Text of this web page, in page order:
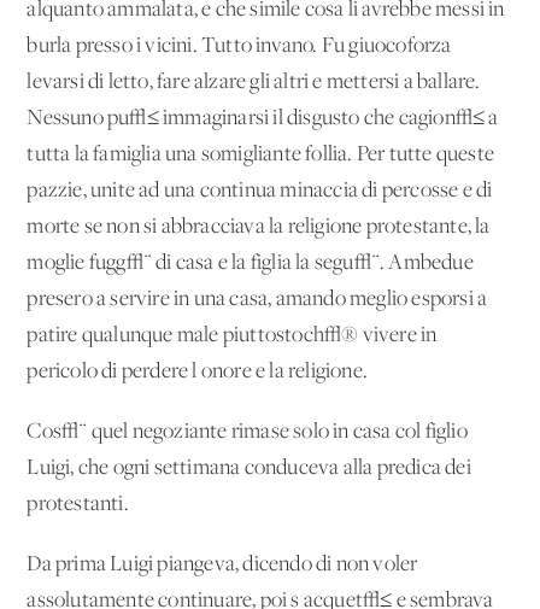
alquanto ammalata, e che simile cosa li avrebbe messi in
burla presso i vicini. Tutto invano. Fu giuocoforza
levarsi di letto, fare alzare gli altri e mettersi a ballare.
Nessuno pu√≤ immaginarsi il disgusto che cagion√≤ a
tutta la famiglia una somigliante follia. Per tutte queste
pazzie, unite ad una continua minaccia di percosse e di
morte se non si abbracciava la religione protestante, la
moglie fugg√¨ di casa e la figlia la segu√¨. Ambedue
presero a servire in una casa, amando meglio esporsi a
patire qualunque male piuttostoch√® vivere in
pericolo di perdere l'onore e la religione.
Cos√¨ quel negoziante rimase solo in casa col figlio
Luigi, che ogni settimana conduceva alla predica dei
protestanti.
Da prima Luigi piangeva, dicendo di non voler
assolutamente continuare, poi s'acquet√≤ e sembrava